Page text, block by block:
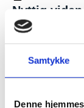
Samtykke
Denne
Nyttig viden